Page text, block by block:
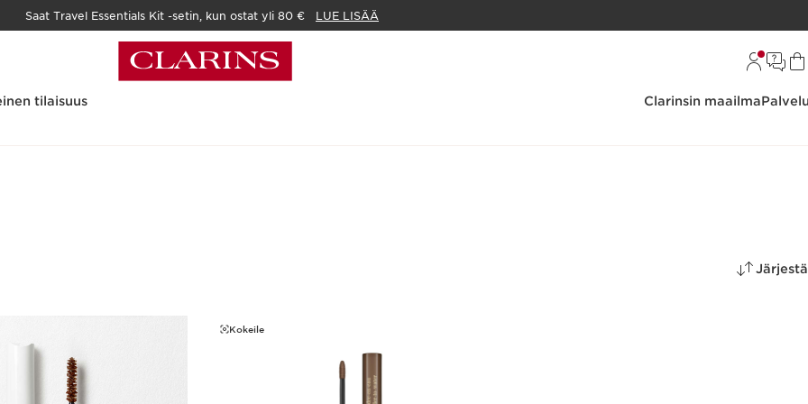
Saat Travel Essentials Kit -setin, kun ostat yli 80 € LUE LISÄÄ
tilaisuus Clarinsin maailma
Järjestä
Kokeile